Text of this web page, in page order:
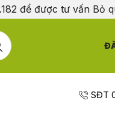
để được tư vấn Bỏ
SĐT